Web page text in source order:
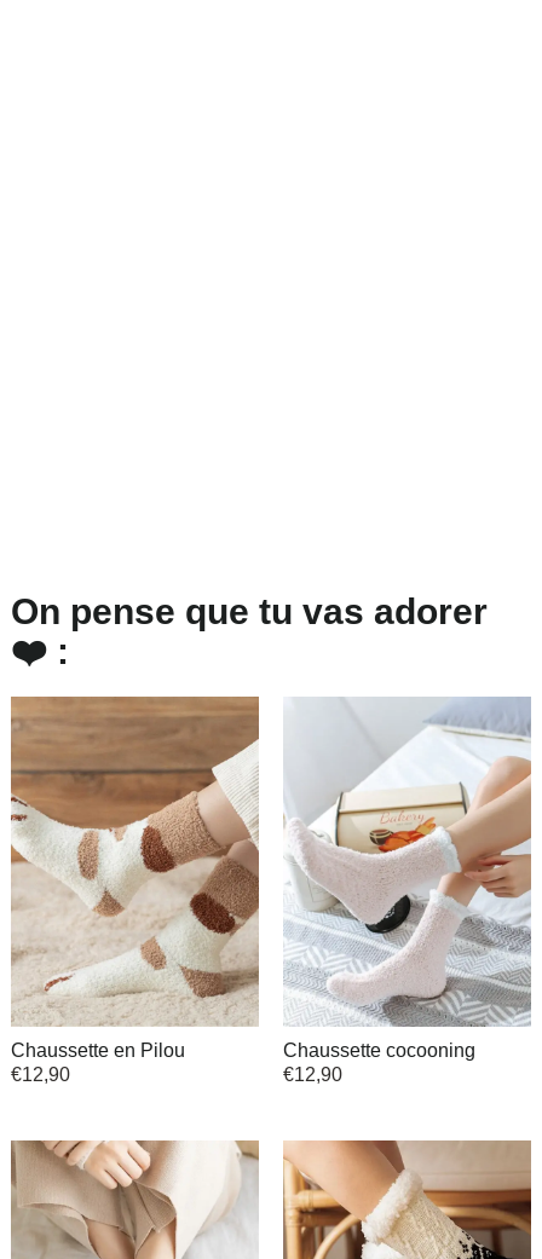
On pense que tu vas adorer
❤️ :
Chaussette en Pilou
€12,90
Chaussette cocooning
€12,90